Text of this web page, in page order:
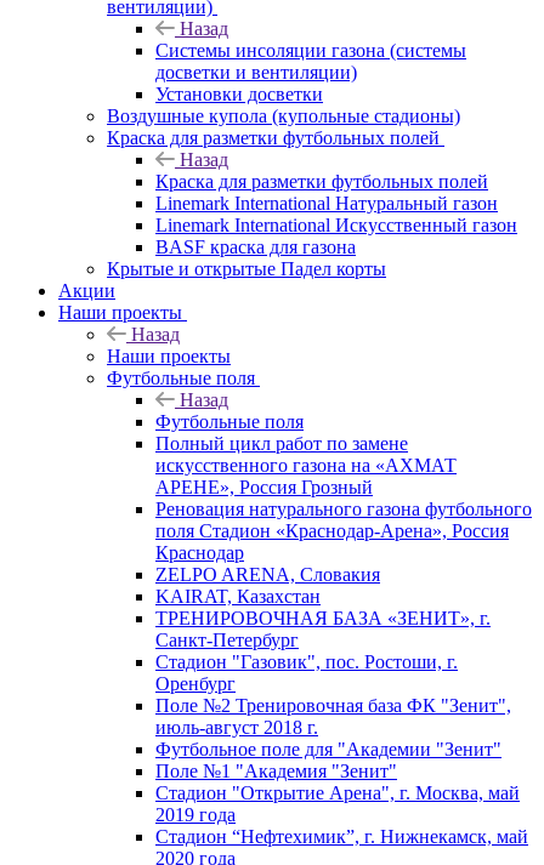
вентиляции)
Назад
Системы инсоляции газона (системы
досветки и вентиляции)
Установки досветки
Воздушные купола (купольные стадионы)
Краска для разметки футбольных полей
Назад
Краска для разметки футбольных полей
Linemark International Натуральный газон
Linemark International Искусственный газон
BASF краска для газона
Крытые и открытые Падел корты
Акции
Наши проекты
Назад
Наши проекты
Футбольные поля
Назад
Футбольные поля
Полный цикл работ по замене
искусственного газона на «АХМАТ
АРЕНЕ», Россия Грозный
Реновация натурального газона футбольного
поля Стадион «Краснодар-Арена», Россия
Краснодар
ZELPO ARENA, Словакия
KAIRAT, Казахстан
ТРЕНИРОВОЧНАЯ БАЗА «ЗЕНИТ», г.
Санкт-Петербург
Стадион "Газовик", пос. Ростоши, г.
Оренбург
Поле №2 Тренировочная база ФК "Зенит",
июль-август 2018 г.
Футбольное поле для "Академии "Зенит"
Поле №1 "Академия "Зенит"
Стадион "Открытие Арена", г. Москва, май
2019 года
Стадион “Нефтехимик”, г. Нижнекамск, май
2020 года